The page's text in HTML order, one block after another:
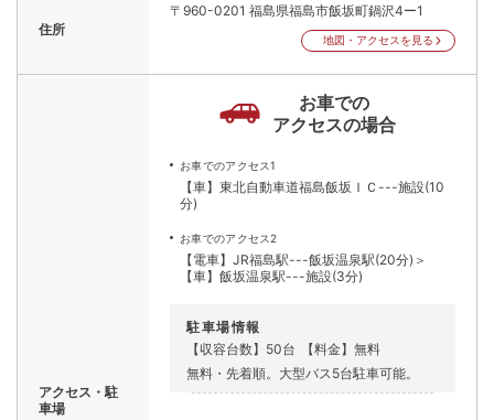
住所
〒960-0201 福島県福島市飯坂町鍋沢4ー1
地図・アクセスを見る
アクセス・駐
車場
お車での
アクセスの場合
お車でのアクセス1
【車】東北自動車道福島飯坂ＩＣ---施設(10
分)
お車でのアクセス2
【電車】JR福島駅---飯坂温泉駅(20分)＞
【車】飯坂温泉駅---施設(3分)
駐車場情報
【収容台数】50台
【料金】無料
無料・先着順。大型バス5台駐車可能。